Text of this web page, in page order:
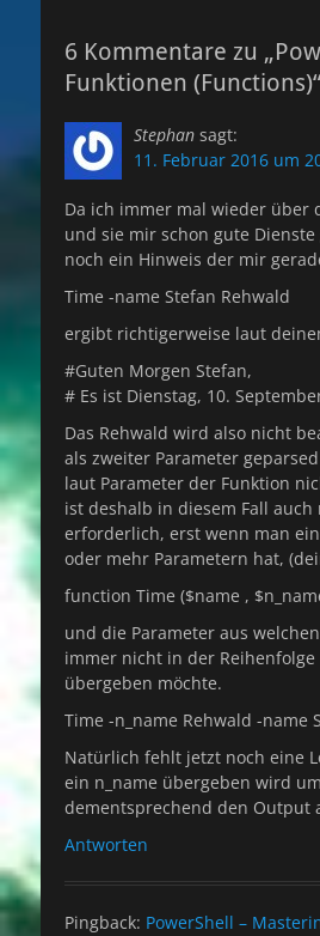
6 Kommentare zu
Funktionen (Functions)“
Stephan sagt:
11. Februar 2016 um
Da ich immer mal wieder über
und sie mir schon gute
noch ein Hinweis der mir
Time -name Stefan Rehwald
ergibt richtigerweise laut
#Guten Morgen Stefan,
# Es ist Dienstag, 10.
Das Rehwald wird also nicht
als zweiter Parameter
laut Parameter der Funktion
ist deshalb in diesem Fall
erforderlich, erst wenn man
oder mehr Parametern hat,
function Time ($name ,
und die Parameter aus
immer nicht in der
übergeben möchte.
Time -n_name Rehwald -name
Natürlich fehlt jetzt noch eine
ein n_name übergeben wird um
dementsprechend den Output
Antworten
Pingback: PowerShell –